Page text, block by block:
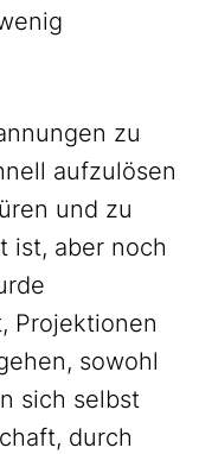
zu
aufzulösen
und zu
ist, aber noch
Projektionen
sowohl
sich selbst
durch